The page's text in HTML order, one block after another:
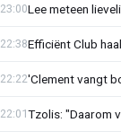
Lee meteen
23:00
Efficiënt Club
22:38
'Clement vangt
22:22
Tzolis: "Daarom
22:01